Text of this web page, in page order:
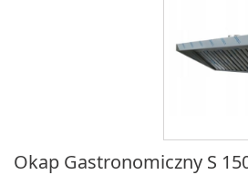
Okap Gastronomiczny S